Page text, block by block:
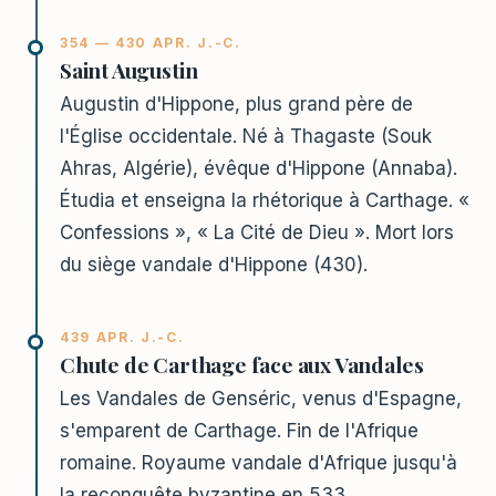
354 — 430 APR. J.-C.
Saint Augustin
Augustin d'Hippone, plus grand père de
l'Église occidentale. Né à Thagaste (Souk
Ahras, Algérie), évêque d'Hippone (Annaba).
Étudia et enseigna la rhétorique à Carthage. «
Confessions », « La Cité de Dieu ». Mort lors
du siège vandale d'Hippone (430).
439 APR. J.-C.
Chute de Carthage face aux Vandales
Les Vandales de Genséric, venus d'Espagne,
s'emparent de Carthage. Fin de l'Afrique
romaine. Royaume vandale d'Afrique jusqu'à